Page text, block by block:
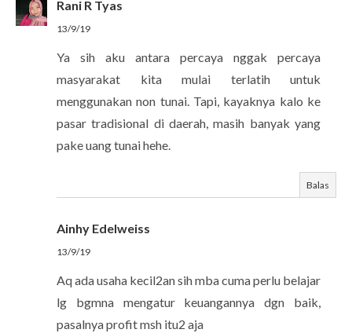
Rani R Tyas
13/9/19
Ya sih aku antara percaya nggak percaya
masyarakat kita mulai terlatih untuk
menggunakan non tunai. Tapi, kayaknya kalo ke
pasar tradisional di daerah, masih banyak yang
pake uang tunai hehe.
Balas
Ainhy Edelweiss
13/9/19
Aq ada usaha kecil2an sih mba cuma perlu belajar
lg bgmna mengatur keuangannya dgn baik,
pasalnya profit msh itu2 aja